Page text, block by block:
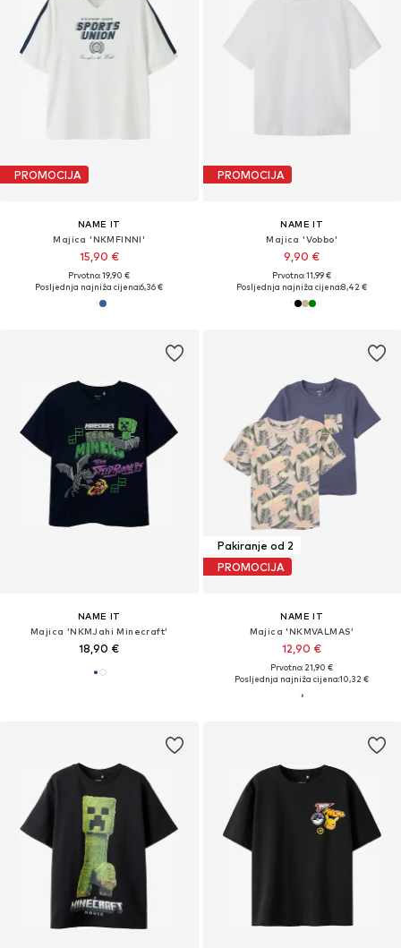
PROMOCIJA
NAME IT
Majica 'NKMFINNI'
15,90 €
Prvotno: 19,90 €
Posljednja najniža cijena:6,36 €
PROMOCIJA
NAME IT
Majica 'Vobbo'
9,90 €
Prvotno: 11,99 €
Posljednja najniža cijena:8,42 €
NAME IT
Majica 'NKMJahi Minecraft'
18,90 €
Pakiranje od 2
PROMOCIJA
NAME IT
Majica 'NKMVALMAS'
12,90 €
Prvotno: 21,90 €
Posljednja najniža cijena:10,32 €